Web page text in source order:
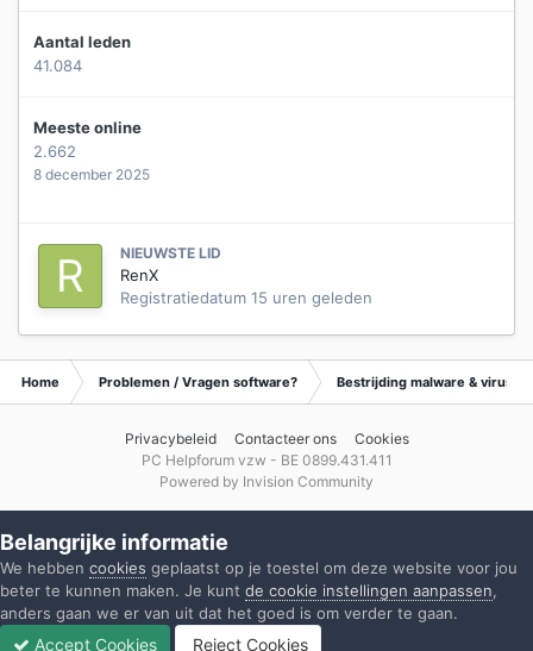
Aantal leden
41.084
Meeste online
2.662
8 december 2025
NIEUWSTE LID
RenX
Registratiedatum 15 uren geleden
Home Problemen / Vragen software? Bestrijding malware &
Privacybeleid Contacteer ons
Cookies
PC Helpforum vzw - BE 0899.431.411
Powered by Invision Community
Belangrijke informatie
We hebben cookies geplaatst op je toestel om deze website voor jou
beter te kunnen maken. Je kunt de cookie instellingen aanpassen,
anders gaan we er van uit dat het goed is om verder te gaan.
Accept Cookies Reject Cookies